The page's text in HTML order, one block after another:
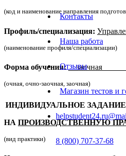
Контакты
Наша работа
Отзывы
Магазин тестов и
8 (800) 707-37-68
(код и наименование направления
Профиль/специализация:
(наименование профиля/специализации)
Форма обучения:
(очная, очно-заочная, заочная)
ИНДИВИДУАЛЬНОЕ ЗАДАНИЕ
НА ПРОИЗВОДСТВЕННУЮ
(вид практики)